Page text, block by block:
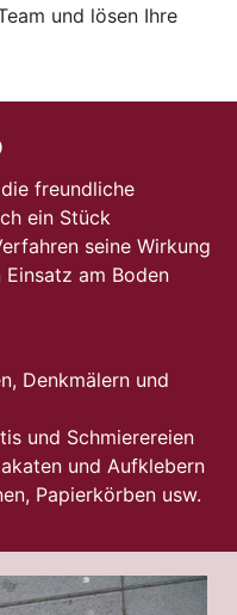
und lösen Ihre
freundliche
ein Stück
seine Wirkung
am Boden
Denkmälern und
und Schmierereien
und Aufklebern
Papierkörben usw.